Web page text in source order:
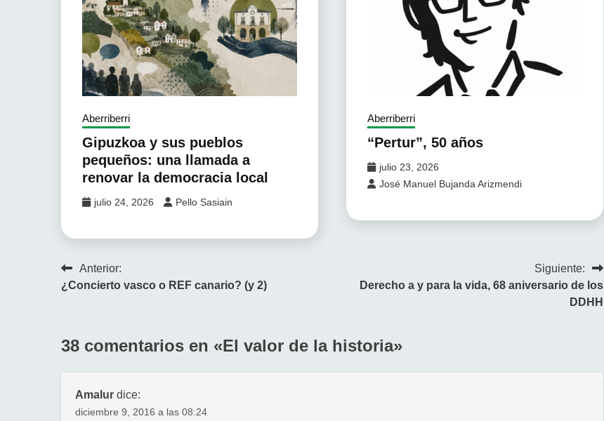
Aberriberri
Gipuzkoa y sus pueblos
pequeños: una llamada a
renovar la democracia local
julio 24, 2026 Pello Sasiain
Aberriberri
“Pertur”, 50 años
julio 23, 2026
José Manuel Bujanda Arizmendi
Navegación
de
Anterior:
¿Concierto vasco o REF canario? (y 2)
Siguiente:
Derecho a y para la vida, 68 aniversario de los
DDHH
38 comentarios en «El valor de la historia»
Amalur dice:
diciembre 9, 2016 a las 08:24